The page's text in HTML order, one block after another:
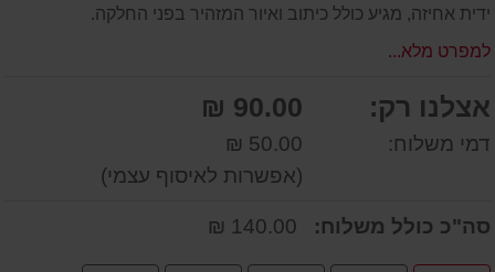
ידית אחיזה, מגיע כולל כיתוב ואיור המזהיר בפני החלקה.
למפרט מלא...
אצלנו רק: 90.00 ₪
דמי משלוח:
50.00 ₪
(אפשרות לאיסוף עצמי)
סה"כ כולל משלוח: